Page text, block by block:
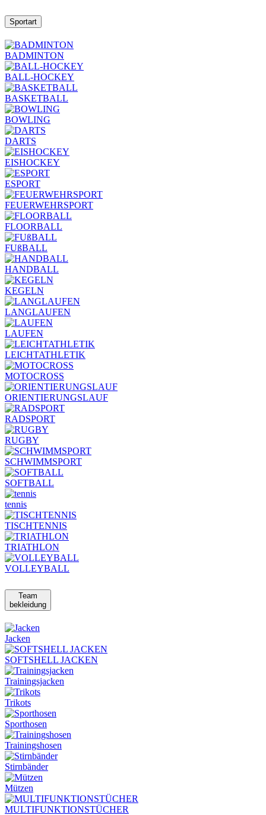
Sportart
BADMINTON
BALL-HOCKEY
BASKETBALL
BOWLING
DARTS
EISHOCKEY
ESPORT
FEUERWEHRSPORT
FLOORBALL
FUßBALL
HANDBALL
KEGELN
LANGLAUFEN
LAUFEN
LEICHTATHLETIK
MOTOCROSS
ORIENTIERUNGSLAUF
RADSPORT
RUGBY
SCHWIMMSPORT
SOFTBALL
tennis
TISCHTENNIS
TRIATHLON
VOLLEYBALL
Team
bekleidung
Jacken
SOFTSHELL JACKEN
Trainingsjacken
Trikots
Sporthosen
Trainingshosen
Stirnbänder
Mützen
MULTIFUNKTIONSTÜCHER